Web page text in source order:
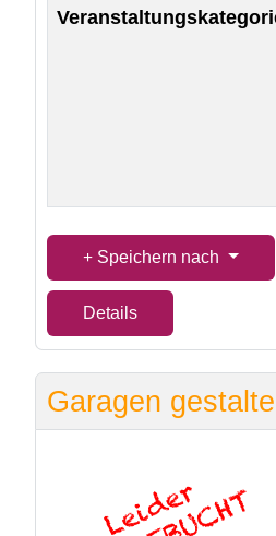
Speichern nach
Details
Garagen